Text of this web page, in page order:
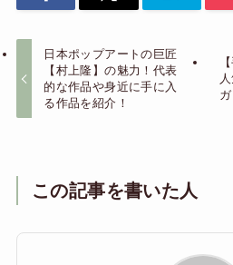
日本ポップアートの巨匠
【村上隆】の魅力！代表
的な作品や身近に手に入
る作品を紹介！
この記事を書いた人